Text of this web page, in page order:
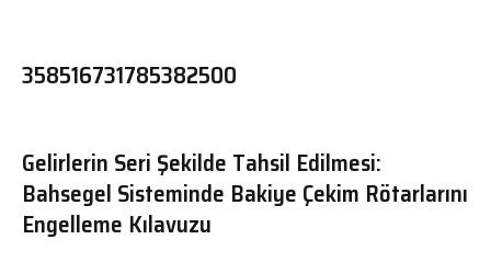
358516731785382500
Gelirlerin Seri Şekilde Tahsil Edilmesi:
Bahsegel Sisteminde Bakiye Çekim Rötarlarını
Engelleme Kılavuzu